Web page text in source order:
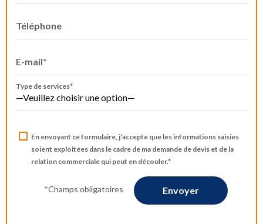
Téléphone
E-mail*
Type de services*
En envoyant ce formulaire, j'accepte que les informations saisies
soient exploitées dans le cadre de ma demande de devis et de la
relation commerciale qui peut en découler.*
*Champs obligatoires